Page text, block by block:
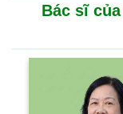
Bác sĩ